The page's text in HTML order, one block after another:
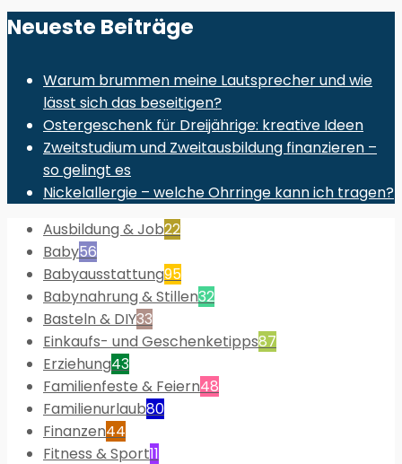
Neueste Beiträge
Warum brummen meine Lautsprecher und wie
lässt sich das beseitigen?
Ostergeschenk für Dreijährige: kreative Ideen
Zweitstudium und Zweitausbildung finanzieren –
so gelingt es
Nickelallergie – welche Ohrringe kann ich tragen?
Ausbildung & Job22
Baby56
Babyausstattung95
Babynahrung & Stillen32
Basteln & DIY33
Einkaufs- und Geschenketipps87
Erziehung43
Familienfeste & Feiern48
Familienurlaub80
Finanzen44
Fitness & Sport11